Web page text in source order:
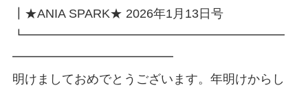
┃★ANIA SPARK★ 2026年1月13日号
┗━━━━━━━━━━━━━━━━━━━━━
━━━━━━━━━━━━━
明けましておめでとうございます。年明けからし